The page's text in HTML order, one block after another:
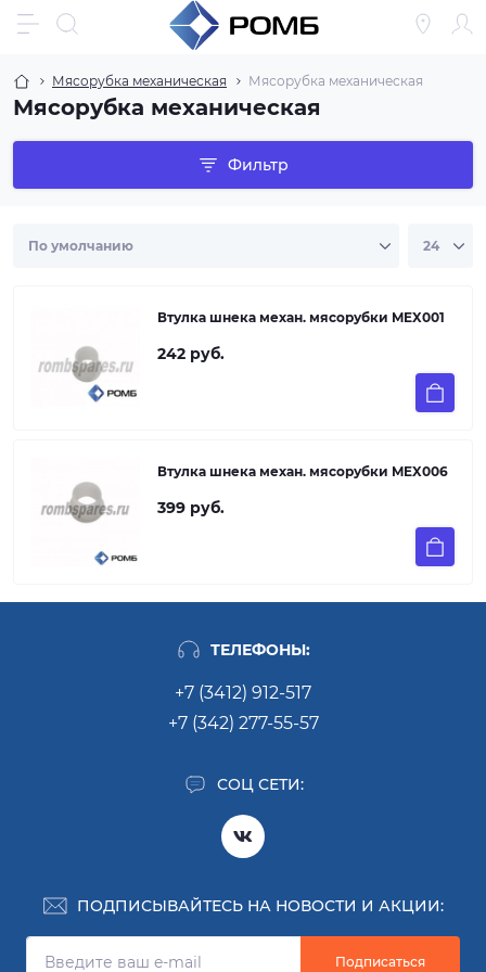
Мясорубка механическая Мясорубка механическая
Мясорубка механическая
Фильтр
Втулка шнека механ. мясорубки MEX001
242 руб.
Втулка шнека механ. мясорубки MEX006
399 руб.
ТЕЛЕФОНЫ:
+7 (3412) 912-517
+7 (342) 277-55-57
СОЦ СЕТИ:
ПОДПИСЫВАЙТЕСЬ НА НОВОСТИ И АКЦИИ:
Подписаться